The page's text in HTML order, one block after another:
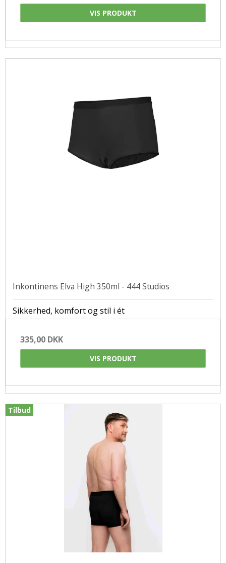
VIS PRODUKT
Inkontinens Elva High 350ml - 444 Studios
Sikkerhed, komfort og stil i ét
335,00 DKK
VIS PRODUKT
Tilbud